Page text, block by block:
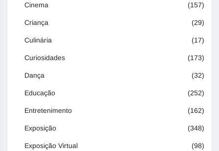
Cinema (157)
Criança (29)
Culinária (17)
Curiosidades (173)
Dança (32)
Educação (252)
Entretenimento (162)
Exposição (348)
Exposição Virtual (98)